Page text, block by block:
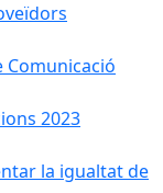
Comunicació
2023
la igualtat de